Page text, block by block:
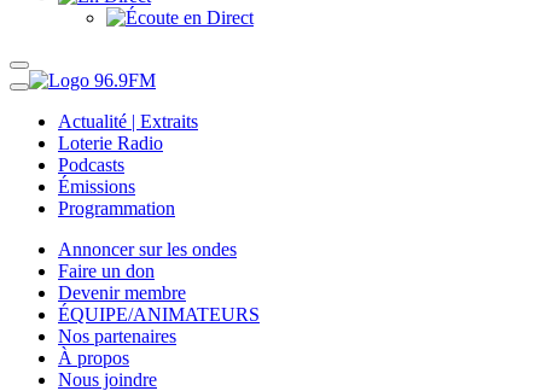
Actualité | Extraits
Loterie Radio
Podcasts
Émissions
Programmation
Annoncer sur les ondes
Faire un don
Devenir membre
ÉQUIPE/ANIMATEURS
Nos partenaires
À propos
Nous joindre